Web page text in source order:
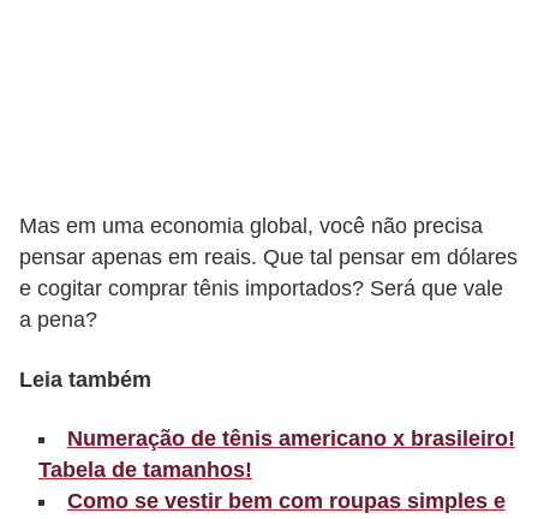
Mas em uma economia global, você não precisa
pensar apenas em reais. Que tal pensar em dólares
e cogitar comprar tênis importados? Será que vale
a pena?
Leia também
Numeração de tênis americano x brasileiro!
Tabela de tamanhos!
Como se vestir bem com roupas simples e
a
C
o
m
p
t